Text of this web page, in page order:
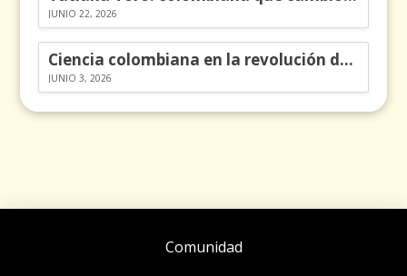
JUNIO 22, 2026
Ciencia colombiana en la revolución de los órganos en chips
JUNIO 3, 2026
Comunidad